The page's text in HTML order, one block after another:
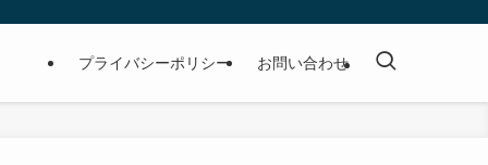
プライバシーポリシー お問い合わせ